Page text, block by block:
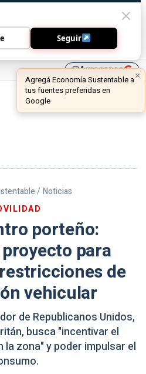
library_addAgreganos
/ Noticias
porteño:
para
de
vehicular
de Republicanos Unidos,
busca "incentivar el
zona" y poder impulsar el
Seguir